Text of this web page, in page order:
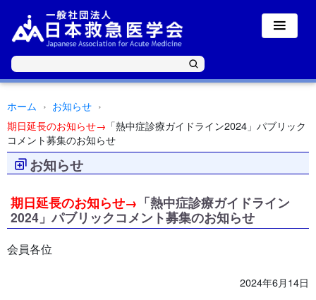
ホーム
お知らせ
期日延長のお知らせ→ 「熱中症診療ガイドライン2024」パブリック
コメント募集のお知らせ
お知らせ
期日延長のお知らせ→ 「熱中症診療ガイドライン
2024」パブリックコメント募集のお知らせ
会員各位
2024年6月14日